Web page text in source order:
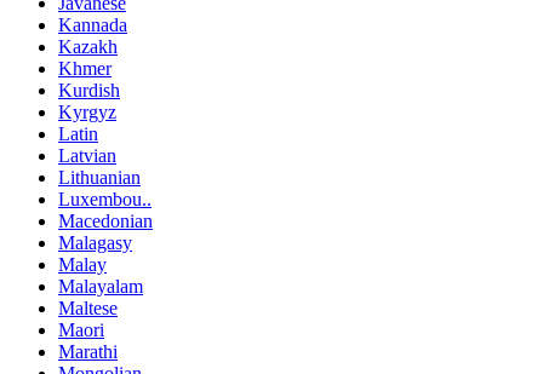
Kannada
Kazakh
Khmer
Kurdish
Kyrgyz
Latin
Latvian
Lithuanian
Luxembou..
Macedonian
Malagasy
Malay
Malayalam
Maltese
Maori
Marathi